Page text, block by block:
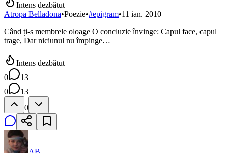
Intens dezbătut
Atropa Belladona•Poezie•#epigram•11 ian. 2010
Când ți-s membrele oloage O concluzie învinge: Capul face, capul
trage, Dar niciunul nu împinge…
Intens dezbătut
0
13
0
13
0